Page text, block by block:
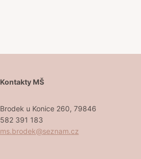
Kontakty MŠ
Brodek u Konice 260, 79846
582 391 183
ms.brodek@seznam.cz